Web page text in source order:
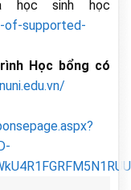
học sinh học
of-supported-
Học bổng có